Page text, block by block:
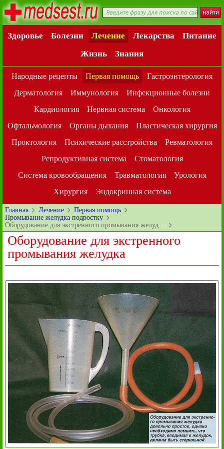
Здоровье Болезни Лечение Лекарства
Питание
Жизнь
Знания
Народные рецепты Первая помощь
Гастроэнтерология
Дерматология
Иммунология
Инфекционные болезни
Кардиология
Нервная система
Онкология
Офтальмология
Органы дыхания
Пластическая хирургия
Проктология
Психические расстройства
Ревматология
Репродуктивная система
Стоматология
Система кровообращения
Травматология
Урология
Хирургия
Эндокринная система
Главная Лечение
Первая помощь
Промывание желудка подростку
Оборудование для экстренного промывания желуд…
Оборудование для экстренного
промывания желудка